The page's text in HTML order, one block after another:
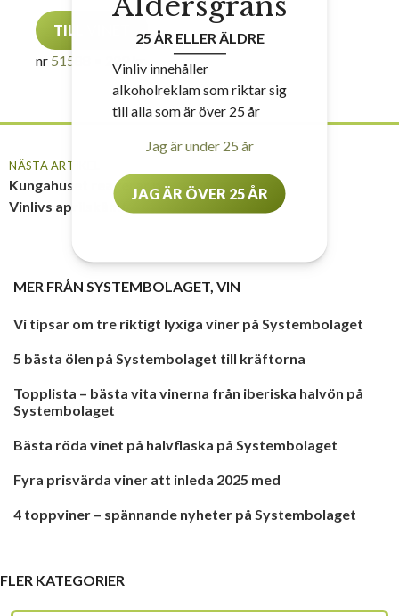
TILL VINET
nr 51588 • 229 kr
NÄSTA ARTIKEL
Kungahuset reagerar på
Vinlivs aprilskämt
MER FRÅN SYSTEMBOLAGET, VIN
Vi tipsar om tre riktigt lyxiga viner på Systembolaget
5 bästa ölen på Systembolaget till kräftorna
Topplista – bästa vita vinerna från iberiska halvön på
Systembolaget
Bästa röda vinet på halvflaska på Systembolaget
Fyra prisvärda viner att inleda 2025 med
4 toppviner – spännande nyheter på Systembolaget
FLER KATEGORIER
25 ÅR ELLER ÄLDRE
Vinliv innehåller
alkoholreklam som riktar sig
till alla som är över 25 år
Jag är under 25 år
JAG ÄR ÖVER 25 ÅR